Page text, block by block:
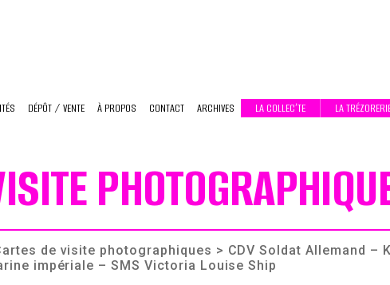
DÉPÔT / VENTE À PROPOS CONTACT ARCHIVES LA COLLEC’TE LA
de visite photographiques > CDV Soldat Allemand –
impériale – SMS Victoria Louise Ship